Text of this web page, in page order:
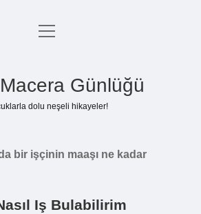
Anasayfa
menüyü
Günlüğü
dolu neşeli hikayeler!
bir işçinin maaşı ne kadar
Iş Bulabilirim